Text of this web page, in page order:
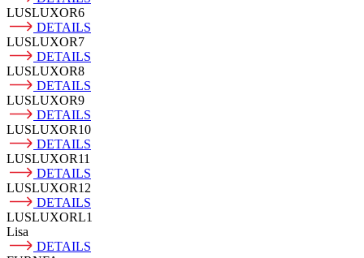
LUSLUXOR6
DETAILS
LUSLUXOR7
DETAILS
LUSLUXOR8
DETAILS
LUSLUXOR9
DETAILS
LUSLUXOR10
DETAILS
LUSLUXOR11
DETAILS
LUSLUXOR12
DETAILS
LUSLUXORL1
Lisa
DETAILS